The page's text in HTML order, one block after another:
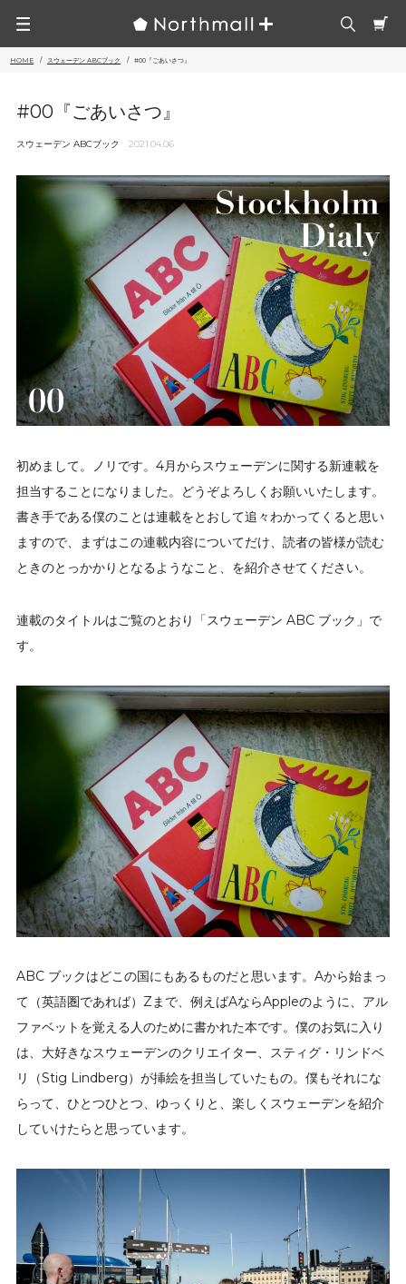
HOME スウェーデン ABCブック #00『ごあいさつ』
#00『ごあいさつ』
スウェーデン ABCブック 2021.04.06
初めまして。ノリです。4月からスウェーデンに関する新連載を
担当することになりました。どうぞよろしくお願いいたします。
書き手である僕のことは連載をとおして追々わかってくると思い
ますので、まずはこの連載内容についてだけ、読者の皆様が読む
ときのとっかかりとなるようなこと、を紹介させてください。
連載のタイトルはご覧のとおり「スウェーデン ABC ブック」で
す。
ABC ブックはどこの国にもあるものだと思います。Aから始まっ
て（英語圏であれば）Zまで、例えばAならAppleのように、アル
ファベットを覚える人のために書かれた本です。僕のお気に入り
は、大好きなスウェーデンのクリエイター、スティグ・リンドベ
リ（Stig Lindberg）が挿絵を担当していたもの。僕もそれにな
らって、ひとつひとつ、ゆっくりと、楽しくスウェーデンを紹介
していけたらと思っています。